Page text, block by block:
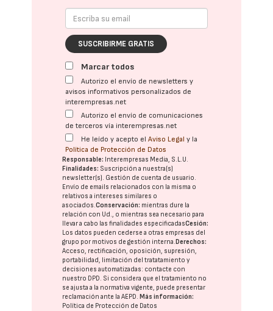
SUSCRIBIRME GRATIS
Marcar todos
Autorizo el envío de newsletters y
avisos informativos personalizados de
interempresas.net
Autorizo el envío de comunicaciones
de terceros vía interempresas.net
He leído y acepto elAviso Legal y la
Política de Protección de Datos
Responsable: Interempresas Media, S.L.U.
Finalidades: Suscripción a nuestra(s)
newsletter(s). Gestión de cuenta de usuario.
Envío de emails relacionados con la misma o
relativos a intereses similares o
asociados.Conservación: mientras dure la
relación con Ud., o mientras sea necesario para
llevar a cabo las finalidades especificadasCesión:
Los datos pueden cederse a otras empresas del
grupo por motivos de gestión interna. Derechos:
Acceso, rectificación, oposición, supresión,
portabilidad, limitación del tratatamiento y
decisiones automatizadas: contacte con
nuestro DPD. Si considera que el tratamiento no
se ajusta a la normativa vigente, puede presentar
reclamación ante laAEPD. Más información:
Política de Protección de Datos